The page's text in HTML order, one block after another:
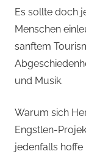
Es sollte doch
Menschen
sanftem
und Musik.
Warum sich
Engstlen-
jedenfalls hoffe